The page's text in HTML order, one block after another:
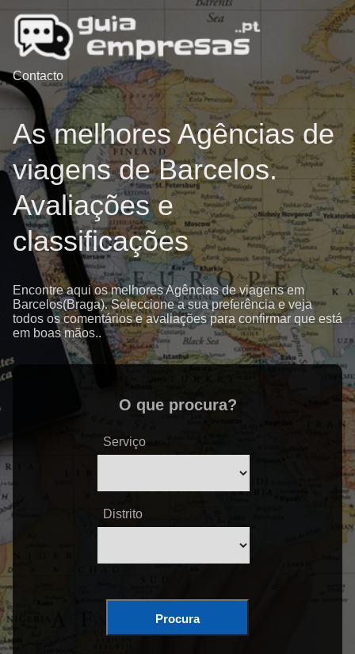
Contacto
As melhores Agências de
viagens de Barcelos.
Avaliações e
classificações
Encontre aqui os melhores Agências de viagens em
Barcelos(Braga). Seleccione a sua preferência e veja
todos os comentários e avaliações para confirmar que está
em boas mãos..
O que procura?
Serviço
Distrito
Procura